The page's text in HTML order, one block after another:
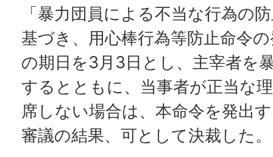
「暴力団員による不当な行為の
基づき、用心棒行為等防止命令
の期日を3月3日とし、主宰者を
するとともに、当事者が正当な
席しない場合は、本命令を発出
審議の結果、可として決裁した。